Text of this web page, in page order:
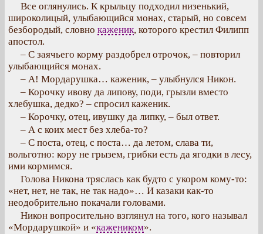
Все оглянулись. К крыльцу подходил низенький,
широколицый, улыбающийся монах, старый, но совсем
безбородый, словно каженик, которого крестил Филипп
апостол.
– С заячьего корму раздобрел отрочок, – повторил
улыбающийся монах.
– А! Мордарушка… каженик, – улыбнулся Никон.
– Корочку ивову да липову, поди, грызли вместо
хлебушка, дедко? – спросил каженик.
– Корочку, отец, ивушку да липку, – был ответ.
– А с коих мест без хлеба-то?
– С поста, отец, с поста… да летом, слава ти,
вольготно: кору не грызем, грибки есть да ягодки в лесу,
ими кормимся.
Голова Никона тряслась как будто с укором кому-то:
«нет, нет, не так, не так надо»… И казаки как-то
неодобрительно покачали головами.
Никон вопросительно взглянул на того, кого называл
«Мордарушкой» и «кажеником».